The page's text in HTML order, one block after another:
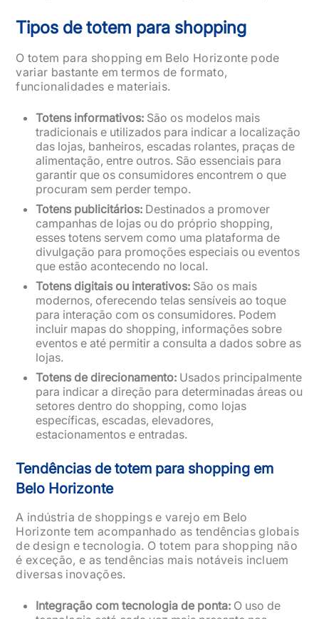
Tipos de totem para shopping
O totem para shopping em Belo Horizonte pode
variar bastante em termos de formato,
funcionalidades e materiais.
Totens informativos: São os modelos mais
tradicionais e utilizados para indicar a localização
das lojas, banheiros, escadas rolantes, praças de
alimentação, entre outros. São essenciais para
garantir que os consumidores encontrem o que
procuram sem perder tempo.
Totens publicitários: Destinados a promover
campanhas de lojas ou do próprio shopping,
esses totens servem como uma plataforma de
divulgação para promoções especiais ou eventos
que estão acontecendo no local.
Totens digitais ou interativos: São os mais
modernos, oferecendo telas sensíveis ao toque
para interação com os consumidores. Podem
incluir mapas do shopping, informações sobre
eventos e até permitir a consulta a dados sobre as
lojas.
Totens de direcionamento: Usados principalmente
para indicar a direção para determinadas áreas ou
setores dentro do shopping, como lojas
específicas, escadas, elevadores,
estacionamentos e entradas.
Tendências de totem para shopping em
Belo Horizonte
A indústria de shoppings e varejo em Belo
Horizonte tem acompanhado as tendências globais
de design e tecnologia. O totem para shopping não
é exceção, e as tendências mais notáveis incluem
diversas inovações.
Integração com tecnologia de ponta: O uso de